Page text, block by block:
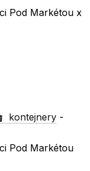
Pod Markétou x
kontejnery -
Pod Markétou